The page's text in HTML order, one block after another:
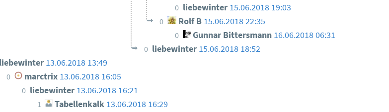
0 liebewinter 15.06.2018 19:03
0 Rolf B 15.06.2018 22:35
0 Gunnar Bittersmann 16.06.2018 06:31
0 liebewinter 15.06.2018 18:52
liebewinter 13.06.2018 13:49
0 marctrix 13.06.2018 16:05
0 liebewinter 13.06.2018 16:21
1 Tabellenkalk 13.06.2018 16:29